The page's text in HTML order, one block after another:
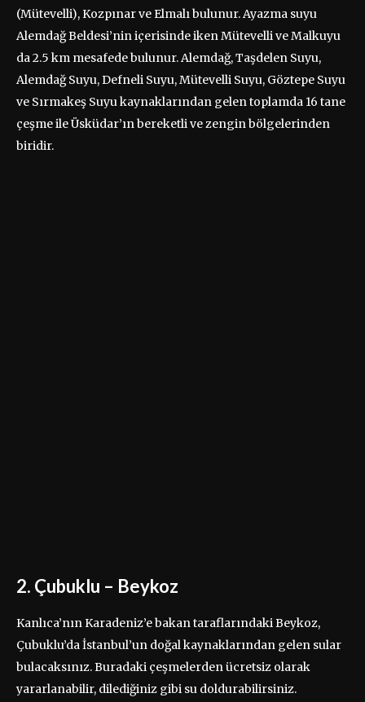
(Mütevelli), Kozpınar ve Elmalı bulunur. Ayazma suyu
Alemdağ Beldesi’nin içerisinde iken Mütevelli ve Malkuyu
da 2.5 km mesafede bulunur. Alemdağ, Taşdelen Suyu,
Alemdağ Suyu, Defneli Suyu, Mütevelli Suyu, Göztepe Suyu
ve Sırmakeş Suyu kaynaklarından gelen toplamda 16 tane
çeşme ile Üsküdar’ın bereketli ve zengin bölgelerinden
biridir.
2. Çubuklu – Beykoz
Kanlıca’nın Karadeniz’e bakan taraflarındaki Beykoz,
Çubuklu’da İstanbul’un doğal kaynaklarından gelen sular
bulacaksınız. Buradaki çeşmelerden ücretsiz olarak
yararlanabilir, dilediğiniz gibi su doldurabilirsiniz.